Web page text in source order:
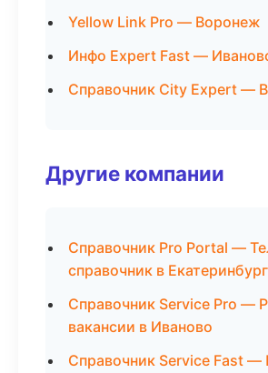
Yellow Link Pro — Воронеж
Инфо Expert Fast —
Справочник City Expert —
Другие компании
Справочник Pro Portal —
справочник в Екатеринбург
Справочник Service Pro —
вакансии в Иваново
Справочник Service Fast —